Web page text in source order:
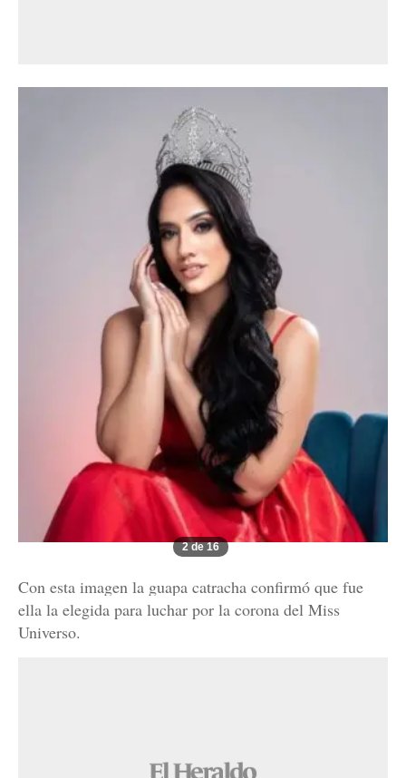
2 de 16
Con esta imagen la guapa catracha confirmó que fue
ella la elegida para luchar por la corona del Miss
Universo.